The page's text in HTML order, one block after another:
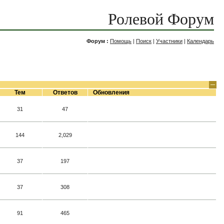
Ролевой Форум
Форум : Помощь | Поиск | Участники | Календарь
Тем Ответов Обновления
31 47
144 2,029
37 197
37 308
91 465